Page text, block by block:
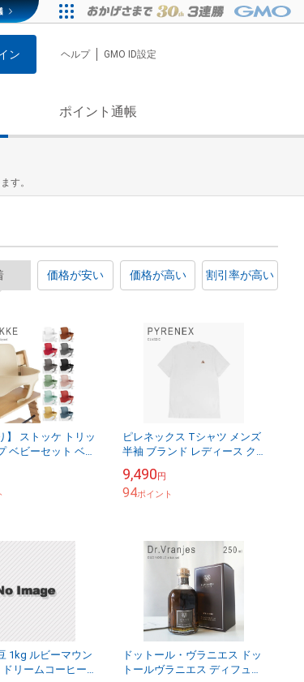
ン ヘルプ GMO ID設定
ポイント通帳
す。
価格が安い 価格が高い 割引率が高い
】 ストッケ トリッ
ベビーセット ベビ
用 椅子 イス キッ
ピレネックス Tシャツ メンズ
半袖 ブランド レディース ク
コットン 綿100 おしゃれ
PYRE...
9,490円
94ポイント
1kg ルビーマウン
ドリームコーヒー
ドットール・ヴラニエス ドッ
トールヴラニエス ディフュー